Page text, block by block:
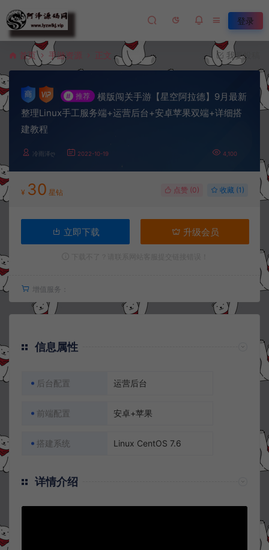
登录
首页 手游资源 正文 我要投稿
# 推荐
横版闯关手游【星空阿拉德】9月最新
整理Linux手工服务端+运营后台+安卓苹果双端+详细搭
建教程
冷雨泽ღ 2022-10-19 4,100
¥ 30 星钻 点赞 (0) 收藏 (1)
立即下载 升级会员
增值服务：
信息属性
后台配置 运营后台
前端配置 安卓+苹果
搭建系统 Linux CentOS 7.6
详情介绍